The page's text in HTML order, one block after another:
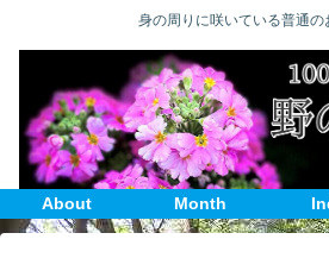
身の周りに咲いている普通の
About Month